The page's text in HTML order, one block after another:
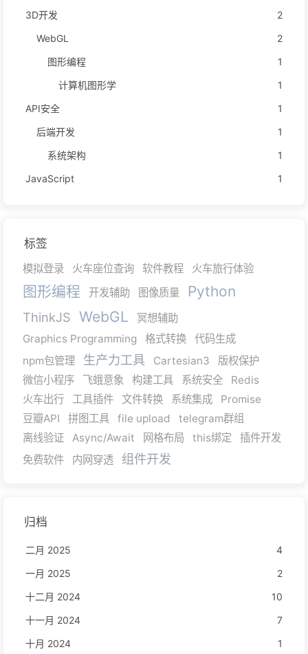
3D开发
2
WebGL
2
图形编程
1
计算机图形学
1
API安全
1
后端开发
1
系统架构
1
JavaScript
1
标签
模拟登录 火车座位查询 软件教程 火车旅行体验
图形编程 开发辅助 图像质量 Python
ThinkJS WebGL
冥想辅助
Graphics Programming
格式转换
代码生成
npm包管理
生产力工具 Cartesian3
版权保护
微信小程序
飞蛾意象 构建工具 系统安全
Redis
火车出行
工具插件 文件转换 系统集成
Promise
豆瓣API
拼图工具 file upload
telegram群组
离线验证
Async/Await 网格布局 this绑定
插件开发
免费软件
内网穿透 组件开发
归档
二月 2025
4
一月 2025
2
十二月 2024
10
十一月 2024
7
十月 2024
1